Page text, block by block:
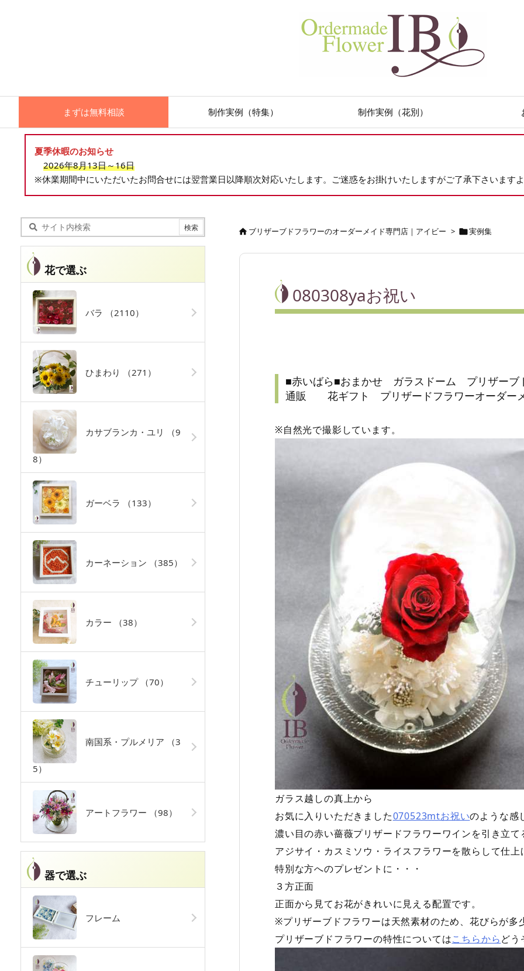
まずは無料相談 制作実例（特集） 制作実例（花別）
夏季休暇のお知らせ
2026年8月13日～16日
※休業期間中にいただいたお問合せには翌営業日以降順次対応いたします。ご迷惑をお掛けいたしますがご了承下さいますよ
ブリザーブドフラワーのオーダーメイド専門店｜アイビー > 実例集
080308yaお祝い
■赤いばら■おまかせ ガラスドーム プリザーブ
通販 花ギフト プリザードフラワーオーダー
※自然光で撮影しています。
ガラス越しの真上から
お気に入りいただきました070523mtお祝いのような感
濃い目の赤い薔薇プリザードフラワーワインを引き立て
アジサイ・カスミソウ・ライスフラワーを散らして仕上
特別な方へのプレゼントに・・・
３方正面
正面から見てお花がきれいに見える配置です。
※プリザーブドフラワーは天然素材のため、花びらが多
プリザーブドフラワーの特性についてはこちらからどう
花で選ぶ
バラ （2110）
ひまわり （271）
カサブランカ・ユリ （9
8）
ガーベラ （133）
カーネーション （385）
カラー （38）
チューリップ （70）
南国系・プルメリア （3
5）
アートフラワー （98）
器で選ぶ
フレーム